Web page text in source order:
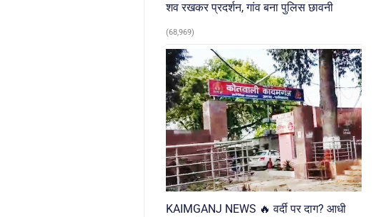
शव रखकर प्रदर्शन, गांव बना पुलिस छावनी
(68,969)
KAIMGANJ NEWS 🔥 वर्दी पर दाग? आधी